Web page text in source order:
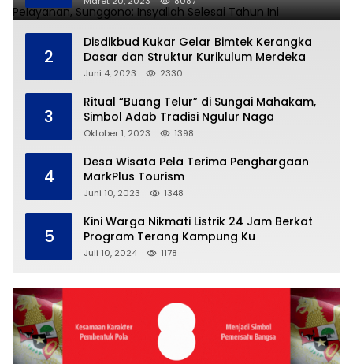
2
Disdikbud Kukar Gelar Bimtek Kerangka
Dasar dan Struktur Kurikulum Merdeka
Juni 4, 2023 2330
3
Ritual “Buang Telur” di Sungai Mahakam,
Simbol Adab Tradisi Ngulur Naga
Oktober 1, 2023 1398
4
Desa Wisata Pela Terima Penghargaan
MarkPlus Tourism
Juni 10, 2023 1348
5
Kini Warga Nikmati Listrik 24 Jam Berkat
Program Terang Kampung Ku
Juli 10, 2024 1178